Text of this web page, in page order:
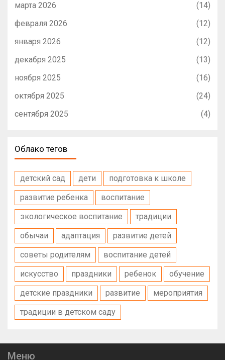
марта 2026
(14)
февраля 2026
(12)
января 2026
(12)
декабря 2025
(13)
ноября 2025
(16)
октября 2025
(24)
сентября 2025
(4)
Облако тегов
детский сад дети
подготовка к школе
развитие ребенка
воспитание
экологическое воспитание
традиции
обычаи
адаптация
развитие детей
советы родителям
воспитание детей
искусство
праздники ребенок
обучение
детские праздники
развитие
мероприятия
традиции в детском саду
Меню